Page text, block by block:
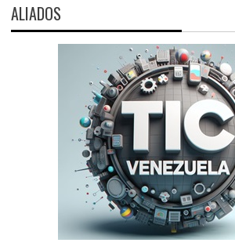
ALIADOS